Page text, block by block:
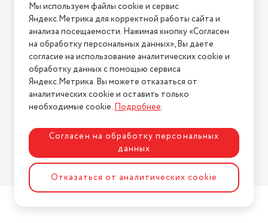
Условия возврата
Нашли ошибку на сайте? Напишите нам
2026 © Интернет-магазин "АстМаркет". У нас есть всё!
Политика конфиденциальности
Разработка сайтаASTDESIGN
Мы используем файлы cookie и сервис
Яндекс.Метрика для корректной работы сайта и
анализа посещаемости. Нажимая кнопку «Согласен
на обработку персональных данных», Вы даете
согласие на использование аналитических cookie и
обработку данных с помощью сервиса
Яндекс.Метрика. Вы можете отказаться от
аналитических cookie и оставить только
необходимые cookie.Подробнее.
Согласен на обработку персональных
данных
Отказаться от аналитических cookie